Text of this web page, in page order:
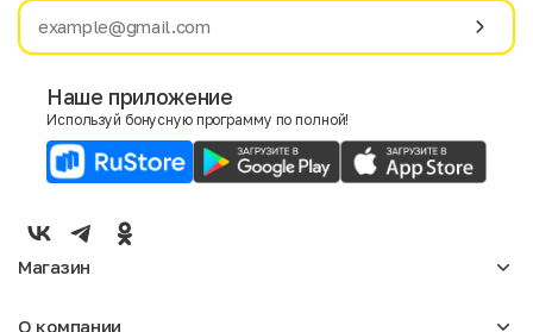
Имя
E-mail
Мужской
Наше приложение
Используй бонусную программу по полной!
Магазин
О компании